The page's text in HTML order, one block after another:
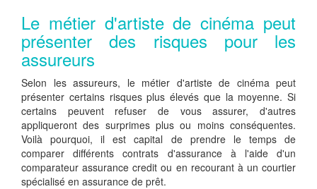
Le métier d'artiste de cinéma peut
présenter des risques pour les
assureurs
Selon les assureurs, le métier d'artiste de cinéma peut
présenter certains risques plus élevés que la moyenne. Si
certains peuvent refuser de vous assurer, d'autres
appliqueront des surprimes plus ou moins conséquentes.
Voilà pourquoi, il est capital de prendre le temps de
comparer différents contrats d'assurance à l'aide d'un
comparateur assurance credit ou en recourant à un courtier
spécialisé en assurance de prêt.